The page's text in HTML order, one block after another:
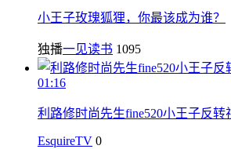
小王子玫瑰狐狸，你最该成为谁？
独播一见读书 1095
01:16
利路修时尚先生fine520小王子反转
EsquireTV 0